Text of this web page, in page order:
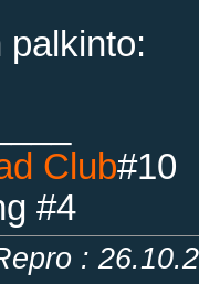
palkinto:
Club#10
#4
: